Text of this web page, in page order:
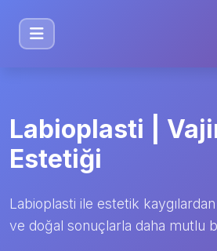
Labioplasti |
Estetiği
Labioplasti ile estetik
ve doğal sonuçlarla daha mutlu